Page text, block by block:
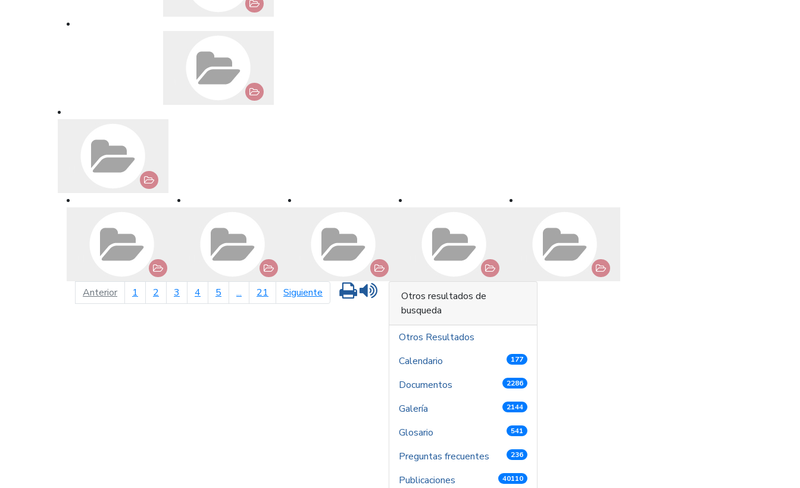
Anteriorpágina anterior
1 2 3 4 5 ... 21 Siguiente página siguiente
Imprimir
Otros resultados de
busqueda
Otros Resultados
Calendario
177
Documentos 2286
Galería 2144
Glosario 541
Preguntas frecuentes 236
Publicaciones 40110